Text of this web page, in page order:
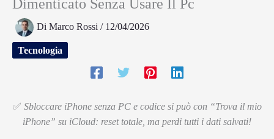
Dimenticato Senza Usare Il Pc
Di Marco Rossi / 12/04/2026
Tecnologia
✅ Sbloccare iPhone senza PC e codice si può con “Trova il mio
iPhone” su iCloud: reset totale, ma perdi tutti i dati salvati!